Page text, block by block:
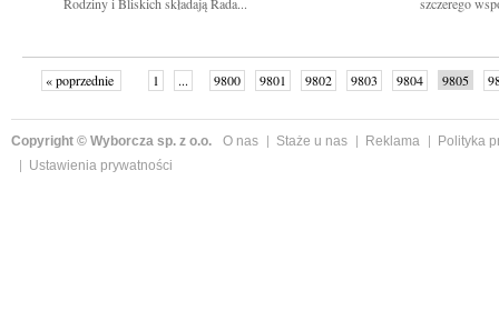
« poprzednie 1 ... 9800 9801 9802 9803 9804 9805
Copyright © Wyborcza sp. z o.o. O nas Staże u nas Reklama
Polityka
Ustawienia prywatności